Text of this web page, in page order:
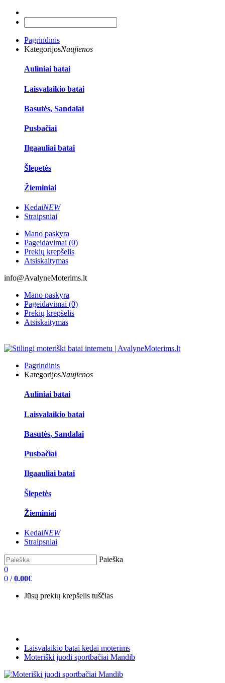
Pagrindinis
KategorijosNaujienos
Auliniai batai
Laisvalaikio batai
Basutės, Sandalai
Pusbačiai
Ilgaauliai batai
Šlepetės
Žieminiai
KedaiNEW
Straipsniai
Mano paskyra
Pageidavimai (0)
Prekių krepšelis
Atsiskaitymas
info@AvalyneMoterims.lt
Mano paskyra
Pageidavimai (0)
Prekių krepšelis
Atsiskaitymas
Pagrindinis
KategorijosNaujienos
Auliniai batai
Laisvalaikio batai
Basutės, Sandalai
Pusbačiai
Ilgaauliai batai
Šlepetės
Žieminiai
KedaiNEW
Straipsniai
Paieška
0
0 / 0.00€
Jūsų prekių krepšelis tuščias
Laisvalaikio batai kedai moterims
Moteriški juodi sportbačiai Mandib